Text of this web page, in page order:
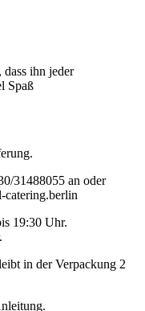
dass ihn jeder
Spaß
31488055 an oder
catering.berlin
19:30 Uhr.
in der Verpackung 2